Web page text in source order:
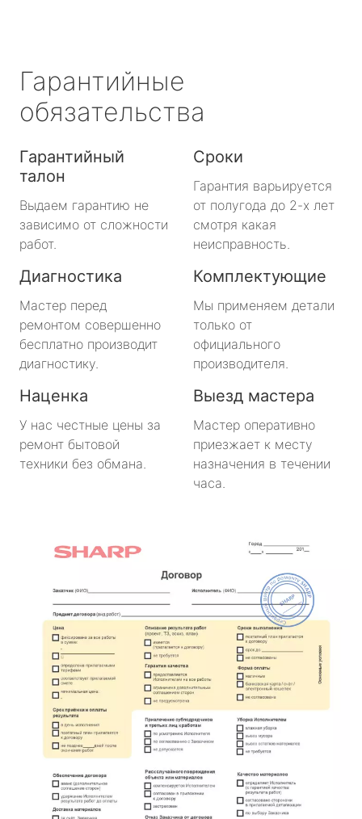
Гарантийные
обязательства
Гарантийный
талон
Выдаем гарантию не
зависимо от сложности
работ.
Сроки
Гарантия варьируется
от полугода до 2-х лет
смотря какая
неисправность.
Диагностика
Мастер перед
ремонтом совершенно
бесплатно производит
диагностику.
Комплектующие
Мы применяем детали
только от
официального
производителя.
Наценка
У нас честные цены за
ремонт бытовой
техники без обмана.
Выезд мастера
Мастер оперативно
приезжает к месту
назначения в течении
часа.